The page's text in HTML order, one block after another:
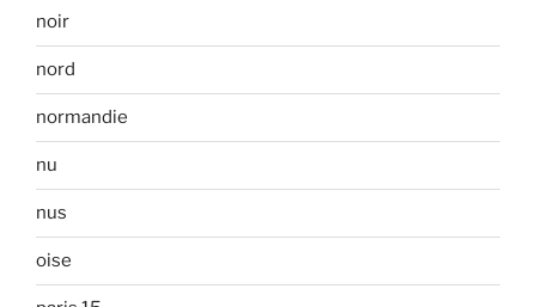
noir
nord
normandie
nu
nus
oise